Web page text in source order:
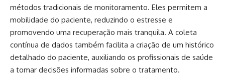
métodos tradicionais de monitoramento. Eles permitem a
mobilidade do paciente, reduzindo o estresse e
promovendo uma recuperação mais tranquila. A coleta
contínua de dados também facilita a criação de um histórico
detalhado do paciente, auxiliando os profissionais de saúde
a tomar decisões informadas sobre o tratamento.